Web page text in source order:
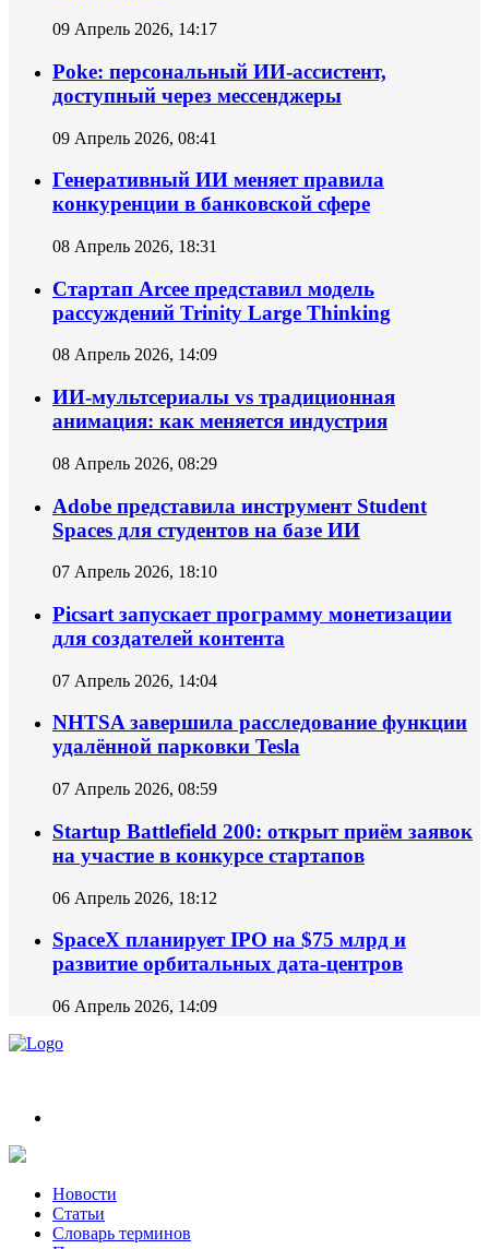
09 Апрель 2026, 14:17
Poke: персональный ИИ‑ассистент,
доступный через мессенджеры
09 Апрель 2026, 08:41
Генеративный ИИ меняет правила
конкуренции в банковской сфере
08 Апрель 2026, 18:31
Стартап Arcee представил модель
рассуждений Trinity Large Thinking
08 Апрель 2026, 14:09
ИИ-мультсериалы vs традиционная
анимация: как меняется индустрия
08 Апрель 2026, 08:29
Adobe представила инструмент Student
Spaces для студентов на базе ИИ
07 Апрель 2026, 18:10
Picsart запускает программу монетизации
для создателей контента
07 Апрель 2026, 14:04
NHTSA завершила расследование функции
удалённой парковки Tesla
07 Апрель 2026, 08:59
Startup Battlefield 200: открыт приём заявок
на участие в конкурсе стартапов
06 Апрель 2026, 18:12
SpaceX планирует IPO на $75 млрд и
развитие орбитальных дата-центров
06 Апрель 2026, 14:09
Новости
Статьи
Словарь терминов